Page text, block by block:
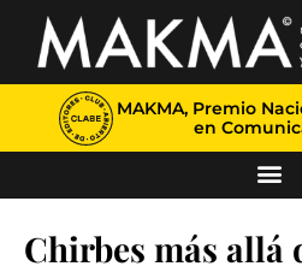
MAKMA, Premio
en
Chirbes más allá